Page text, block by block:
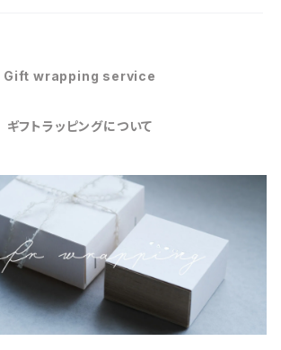
Gift wrapping service
ギフトラッピングについて